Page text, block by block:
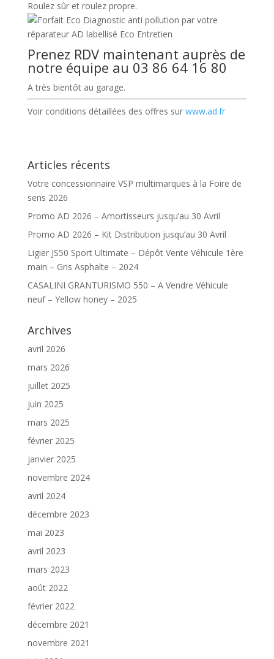
Roulez sûr et roulez propre.
Prenez RDV maintenant auprès de
notre équipe au 03 86 64 16 80
A très bientôt au garage.
Voir conditions détaillées des offres sur www.ad.fr
Articles récents
Votre concessionnaire VSP multimarques à la Foire de
sens 2026
Promo AD 2026 – Amortisseurs jusqu’au 30 Avril
Promo AD 2026 – Kit Distribution jusqu’au 30 Avril
Ligier JS50 Sport Ultimate – Dépôt Vente Véhicule 1ère
main – Gris Asphalte – 2024
CASALINI GRANTURISMO 550 – A Vendre Véhicule
neuf – Yellow honey – 2025
Archives
avril 2026
mars 2026
juillet 2025
juin 2025
mars 2025
février 2025
janvier 2025
novembre 2024
avril 2024
décembre 2023
mai 2023
avril 2023
mars 2023
août 2022
février 2022
décembre 2021
novembre 2021